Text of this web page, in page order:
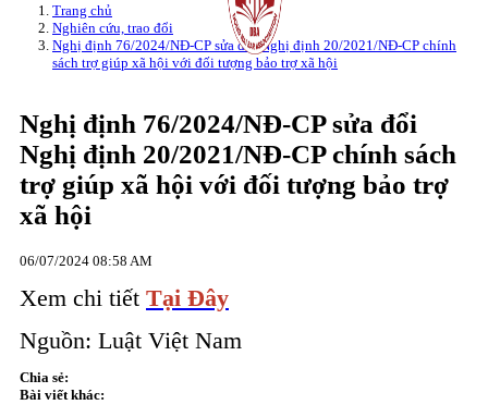
Trang chủ
Nghiên cứu, trao đổi
Nghị định 76/2024/NĐ-CP sửa đổi Nghị định 20/2021/NĐ-CP chính
sách trợ giúp xã hội với đối tượng bảo trợ xã hội
Nghị định 76/2024/NĐ-CP sửa đổi
Nghị định 20/2021/NĐ-CP chính sách
trợ giúp xã hội với đối tượng bảo trợ
xã hội
06/07/2024 08:58 AM
Xem chi tiết Tại Đây
Nguồn: Luật Việt Nam
Chia sẻ:
Bài viết khác: